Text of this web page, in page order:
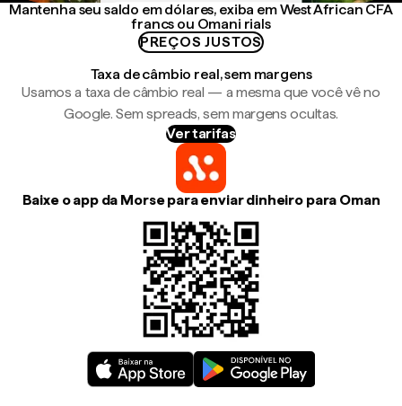
Mantenha seu saldo em dólares, exiba em West African CFA
francs ou Omani rials
PREÇOS JUSTOS
Taxa de câmbio real, sem margens
Usamos a taxa de câmbio real — a mesma que você vê no
Google. Sem spreads, sem margens ocultas.
Ver tarifas
Baixe o app da Morse para enviar dinheiro para Oman